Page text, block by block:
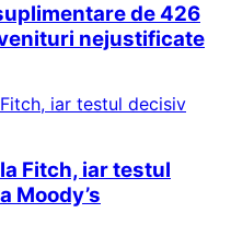
de 426
nejustificate
Fitch, iar testul
Moody’s